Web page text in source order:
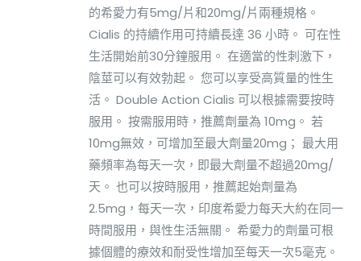
的希愛力有5mg/片和20mg/片兩種規格。
Cialis 的持續作用可持續長達 36 小時。 可在性
生活開始前30分鐘服用。 在適當的性刺激下，
陰莖可以有效勃起。 您可以享受高質量的性生
活。 Double Action Cialis 可以根據需要按時
服用。 按需服用時，推薦劑量為 10mg。 若
10mg無效，可增加至最大劑量20mg； 最大用
藥頻率為每天一次，即最大劑量不超過20mg/
天。 也可以按時服用，推薦起始劑量為
2.5mg，每天一次，印度希愛力每天大約在同一
時間服用，與性生活無關。 希愛力的劑量可根
據個體的療效和耐受性增加至每天一次5毫克。